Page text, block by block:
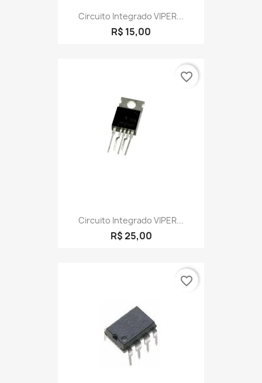
Circuito Integrado VIPER...
R$ 15,00
Circuito Integrado VIPER...
R$ 25,00
favorite_border
favorite_border